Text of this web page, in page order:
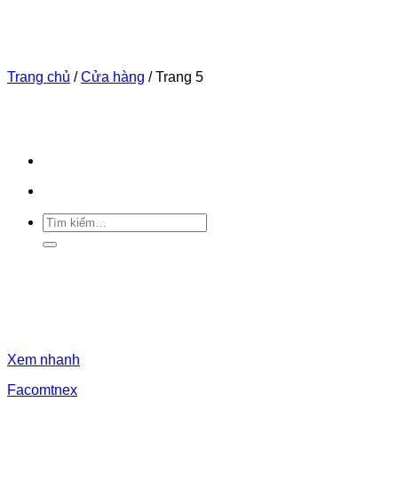
Tìm
kiếm:
Trang chủ / Cửa hàng /Trang 5
Xem nhanh
Facomtnex